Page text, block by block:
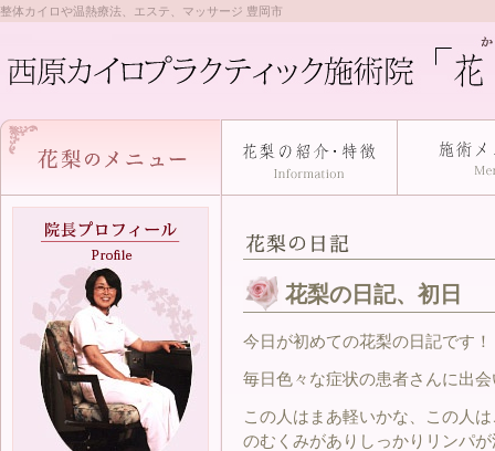
整体カイロや温熱療法、エステ、マッサージ 豊岡市
花梨の日記、初日
今日が初めての花梨の日記です！
毎日色々な症状の患者さんに出
この人はまあ軽いかな、この人
のむくみがありしっかりリンパ